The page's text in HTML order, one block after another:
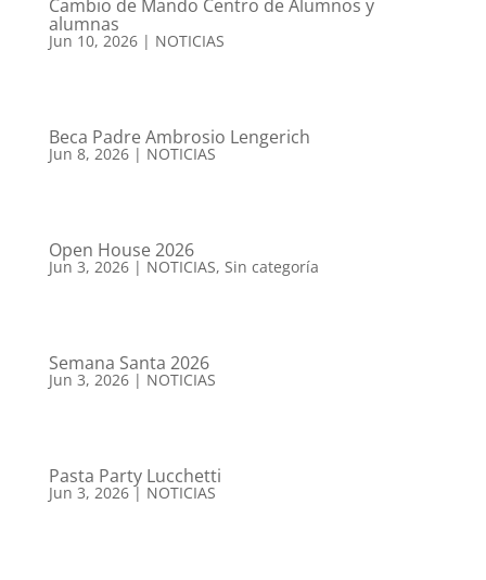
Cambio de Mando Centro de Alumnos y
alumnas
Jun 10, 2026| NOTICIAS
Beca Padre Ambrosio Lengerich
Jun 8, 2026| NOTICIAS
Open House 2026
Jun 3, 2026| NOTICIAS, Sin categoría
Semana Santa 2026
Jun 3, 2026| NOTICIAS
Pasta Party Lucchetti
Jun 3, 2026| NOTICIAS